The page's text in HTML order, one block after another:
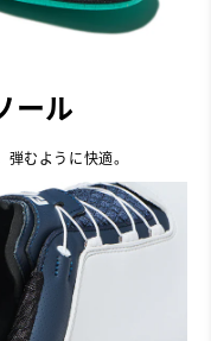
ール
むように快適。